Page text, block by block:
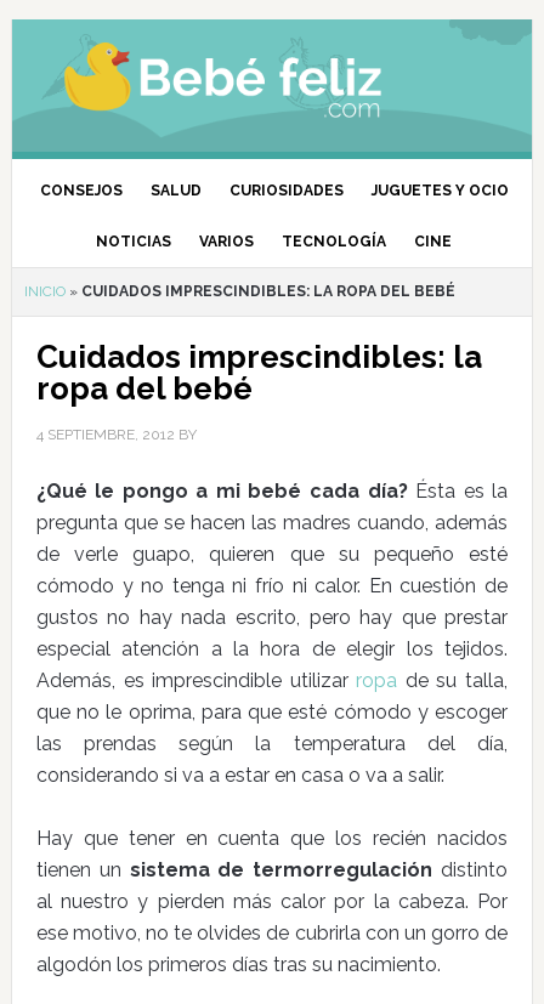
CONSEJOS SALUD CURIOSIDADES JUGUETES Y OCIO
NOTICIAS VARIOS TECNOLOGÍA CINE
INICIO» CUIDADOS IMPRESCINDIBLES: LA ROPA DEL BEBÉ
Cuidados imprescindibles: la
ropa del bebé
4 SEPTIEMBRE, 2012 BY
¿Qué le pongo a mi bebé cada día?Ésta es la
pregunta que se hacen las madres cuando, además
de verle guapo, quieren que su pequeño esté
cómodo y no tenga ni frío ni calor. En cuestión de
gustos no hay nada escrito, pero hay que prestar
especial atención a la hora de elegir los tejidos.
Además, es imprescindible utilizar ropa de su talla,
que no le oprima, para que esté cómodo y escoger
las prendas según la temperatura del día,
considerando si va a estar en casa o va a salir.
Hay que tener en cuenta que los recién nacidos
tienen un sistema de termorregulación distinto
al nuestro y pierden más calor por la cabeza. Por
ese motivo, no te olvides de cubrirla con un gorro de
algodón los primeros días tras su nacimiento.